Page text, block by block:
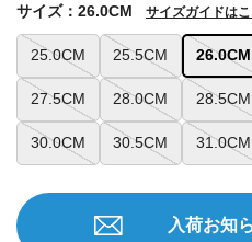
25.0CM 25.5CM 26.0CM
27.5CM 28.0CM 28.5CM
30.0CM 30.5CM 31.0CM
サイズ：26.0CM サイズガイドは
入荷お知